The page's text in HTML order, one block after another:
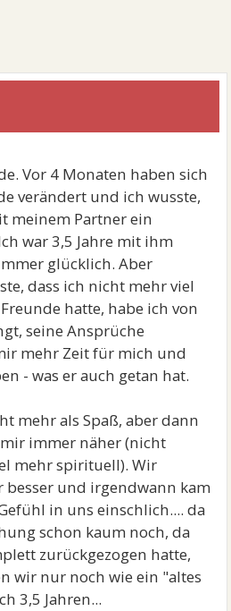
Vor 4 Monaten haben sich
verändert und ich wusste,
meinem Partner ein
war 3,5 Jahre mit ihm
glücklich. Aber
dass ich nicht mehr viel
hatte, habe ich von
seine Ansprüche
mehr Zeit für mich und
- was er auch getan hat.
mehr als Spaß, aber dann
immer näher (nicht
mehr spirituell). Wir
und irgendwann kam
in uns einschlich.... da
schon kaum noch, da
zurückgezogen hatte,
wir nur noch wie ein "altes
3,5 Jahren...